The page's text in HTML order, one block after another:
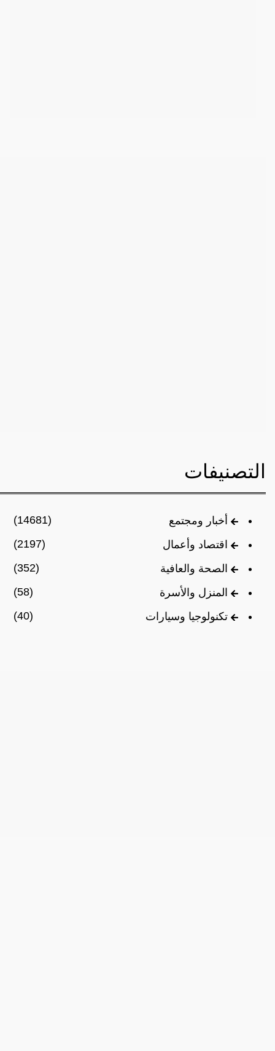
التصنيفات
أخبار ومجتمع
(14681)
اقتصاد وأعمال
(2197)
الصحة والعافية
(352)
المنزل والأسرة
(58)
تكنولوجيا وسيارات
(40)